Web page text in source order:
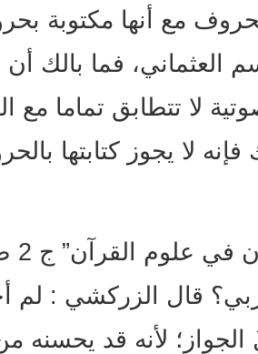
مع أنها مكتوبة
العثماني، فما بالك أن
لا تتطابق تماما مع
لا يجوز كتابتها
قال الزركشي : لم
لأنه قد يحسنه